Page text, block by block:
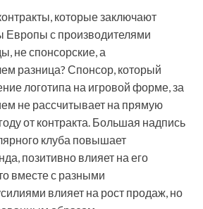
которые заключают
Европы с производителями
не спонсорские, а
разница? Спонсор, который
логотипа на игровой форме, за
не рассчитывает на прямую
от контракта. Большая надпись
клуба повышает
позитивно влияет на его
вместе с разными
влияет на рост продаж, но